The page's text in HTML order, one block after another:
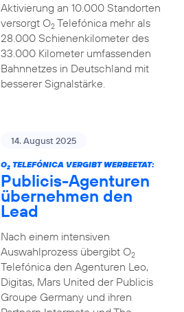
Aktivierung an 10.000 Standorten
versorgt O2Telefónica mehr als
28.000 Schienenkilometer des
33.000 Kilometer umfassenden
Bahnnetzes in Deutschland mit
besserer Signalstärke.
14. August 2025
O2TELEFÓNICA VERGIBT WERBEETAT:
Publicis-Agenturen
übernehmen den
Lead
Nach einem intensiven
Auswahlprozess übergibt O2
Telefónica den Agenturen Leo,
Digitas, Mars United der Publicis
Groupe Germany und ihren